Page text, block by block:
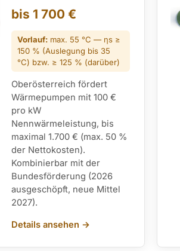
bis 1 700 €
Vorlauf: max. 55 °C — ηs ≥
150 % (Auslegung bis 35
°C) bzw. ≥ 125 % (darüber)
Oberösterreich fördert
Wärmepumpen mit 100 €
pro kW
Nennwärmeleistung, bis
maximal 1.700 € (max. 50 %
der Nettokosten).
Kombinierbar mit der
Bundesförderung (2026
ausgeschöpft, neue Mittel
2027).
Details ansehen →